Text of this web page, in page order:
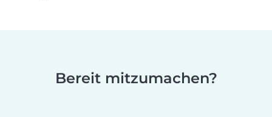
Bereit mitzumachen?